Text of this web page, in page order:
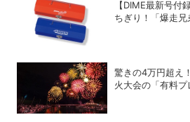
【DIME最新号付
ちぎり！「爆走
驚きの4万円超え
火大会の「有料プ